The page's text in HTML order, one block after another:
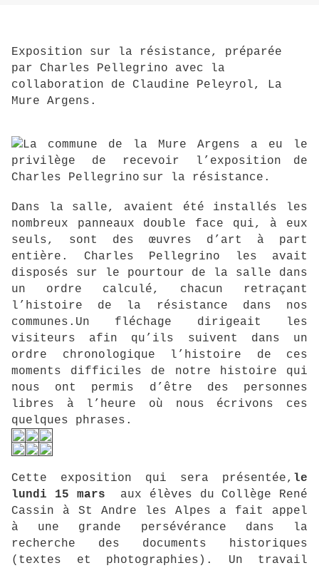
Exposition sur la résistance, préparée
par Charles Pellegrino avec la
collaboration de Claudine Peleyrol, La
Mure Argens.
La commune de la Mure Argens a eu le
privilège de recevoir l’exposition
de
Charles Pellegrino sur la résistance.
Dans la salle, avaient été installés les
nombreux panneaux double face qui, à eux
seuls, sont des œuvres d’art à part
entière. Charles Pellegrino les avait
disposés sur le pourtour de la salle dans
un ordre calculé, chacun retraçant
l’histoire de la résistance dans nos
communes.Un fléchage dirigeait les
visiteurs afin qu’ils suivent dans un
ordre chronologique l’histoire de ces
moments difficiles de notre histoire qui
nous ont permis d’être des personnes
libres à l’heure où nous écrivons ces
quelques phrases.
Cette exposition qui sera présentée, le
lundi 15 mars
aux élèves du Collège René
Cassin à St Andre les Alpes a fait appel
à une grande persévérance dans la
recherche des documents historiques
(textes et photographies). Un travail